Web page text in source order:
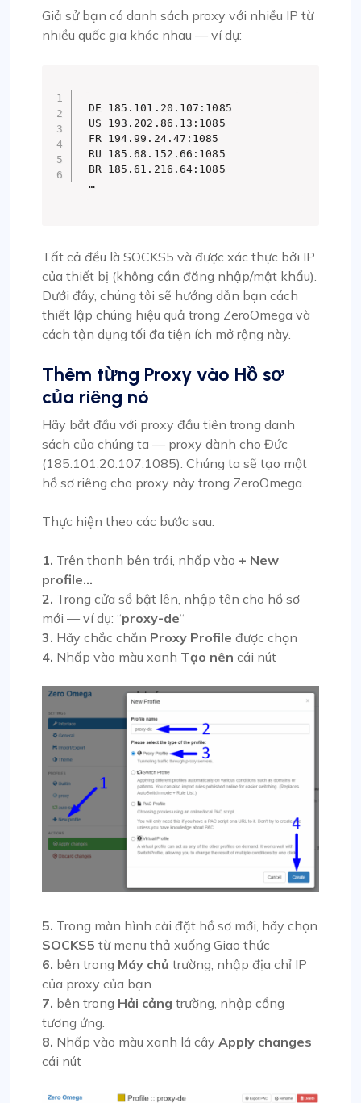
Giả sử bạn có danh sách proxy với nhiều IP từ
nhiều quốc gia khác nhau — ví dụ:
DE 185.101.20.107:1085
US 193.202.86.13:1085
FR 194.99.24.47:1085
RU 185.68.152.66:1085
BR 185.61.216.64:1085
…
Tất cả đều là SOCKS5 và được xác thực bởi IP
của thiết bị (không cần đăng nhập/mật khẩu).
Dưới đây, chúng tôi sẽ hướng dẫn bạn cách
thiết lập chúng hiệu quả trong ZeroOmega và
cách tận dụng tối đa tiện ích mở rộng này.
Thêm từng Proxy vào Hồ sơ
của riêng nó
Hãy bắt đầu với proxy đầu tiên trong danh
sách của chúng ta — proxy dành cho Đức
(185.101.20.107:1085). Chúng ta sẽ tạo một
hồ sơ riêng cho proxy này trong ZeroOmega.
Thực hiện theo các bước sau:
1. Trên thanh bên trái, nhấp vào + New
profile…
2. Trong cửa sổ bật lên, nhập tên cho hồ sơ
mới — ví dụ: “proxy-de“
3. Hãy chắc chắn Proxy Profile được chọn
4. Nhấp vào màu xanh Tạo nên cái nút
5. Trong màn hình cài đặt hồ sơ mới, hãy chọn
SOCKS5 từ menu thả xuống Giao thức
6. bên trong Máy chủ trường, nhập địa chỉ IP
của proxy của bạn.
7. bên trong Hải cảng trường, nhập cổng
tương ứng.
8. Nhấp vào màu xanh lá cây Apply changes
cái nút